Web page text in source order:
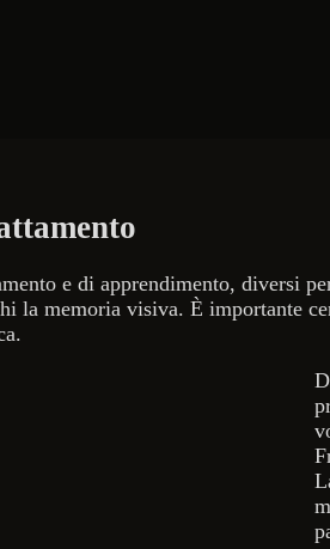
e di apprendimento, diversi
la memoria visiva. È importante